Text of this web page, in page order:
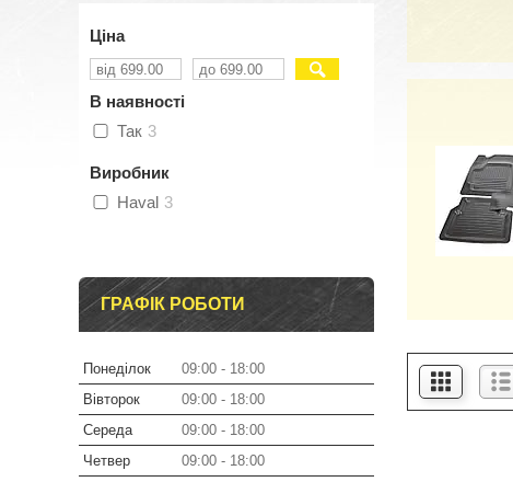
Ціна
В наявності
Так 3
Виробник
Haval 3
ГРАФІК РОБОТИ
Понеділок 09:00
18:00
Вівторок
09:00
18:00
Середа
09:00
18:00
Четвер
09:00
18:00